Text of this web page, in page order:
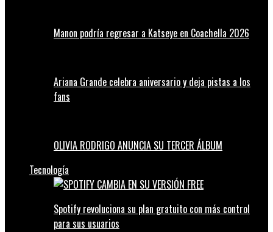
Manon podría regresar a Katseye en Coachella 2026
Ariana Grande celebra aniversario y deja pistas a los
fans
OLIVIA RODRIGO ANUNCIA SU TERCER ÁLBUM
Tecnología
Spotify revoluciona su plan gratuito con más control
para sus usuarios